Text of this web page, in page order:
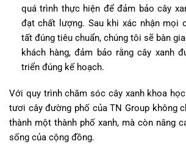
quá trình thực hiện để đảm bảo cây
đạt chất lượng. Sau khi xác nhận mọi
tất đúng tiêu chuẩn, chúng tôi sẽ bàn
khách hàng, đảm bảo rằng cây xanh
triển đúng kế hoạch.
Với quy trình chăm sóc cây xanh khoa
tươi cây đường phố của TN Group không
thành một thành phố xanh, mà còn nâng
sống của cộng đồng.